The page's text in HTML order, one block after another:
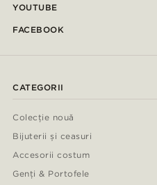
YOUTUBE
FACEBOOK
CATEGORII
Colecție nouă
Bijuterii și ceasuri
Accesorii costum
Genți & Portofele